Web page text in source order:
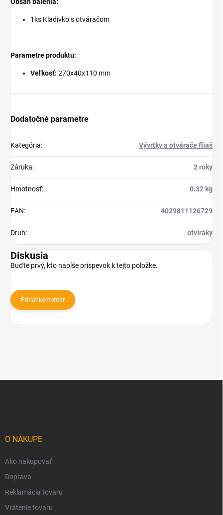
Obsah balenia:
1ks Kladivko s otváračom
Parametre produktu:
Veľkosť: 270x40x110 mm
Dodatočné parametre
Kategória: Vývrtky a otvárače fliaš
Záruka: 2 roky
Hmotnosť: 0.32 kg
EAN: 4029811126729
Druh: otvíráky
Diskusia
Buďte prvý, kto napíše príspevok k tejto položke.
Pridať komentár
O NÁKUPE
Ako nakupovať
Doprava
Reklamácia tovaru
Vrátenie tovaru